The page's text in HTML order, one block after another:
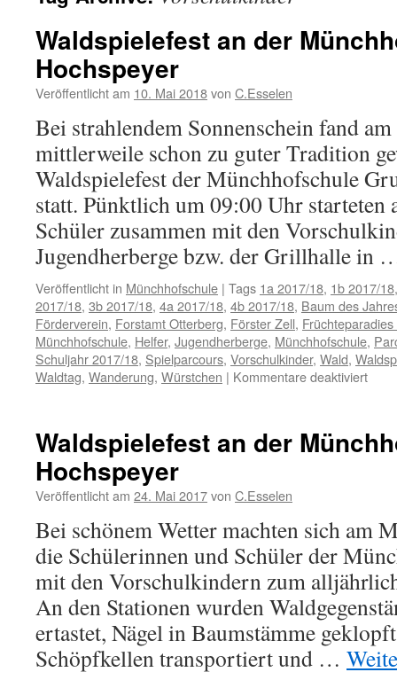
Waldspielefest an der
Hochspeyer
Veröffentlicht am 10. Mai 2018von C.Esselen
Bei strahlendem Sonnenschein fand
mittlerweile schon zu guter Tradition
Waldspielefest der Münchhofschule
statt. Pünktlich um 09:00 Uhr starteten
Schüler zusammen mit den
Jugendherberge bzw. der Grillhalle in
Veröffentlicht in Münchhofschule | Tags 1a 2017/18, 1b 2017/18
2017/18, 3b 2017/18, 4a 2017/18, 4b 2017/18, Baum des
Förderverein, Forstamt Otterberg, Förster Zell,
Münchhofschule, Helfer, Jugendherberge, Münchhofschule,
Schuljahr 2017/18, Spielparcours, Vorschulkinder, Wald,
Waldtag, Wanderung, Würstchen | Kommentare deaktiviertfür
Waldspielefest an der
Hochspeyer
Veröffentlicht am 24. Mai 2017von C.Esselen
Bei schönem Wetter machten sich am
die Schülerinnen und Schüler der
mit den Vorschulkindern zum
An den Stationen wurden
ertastet, Nägel in Baumstämme
Schöpfkellen transportiert und …